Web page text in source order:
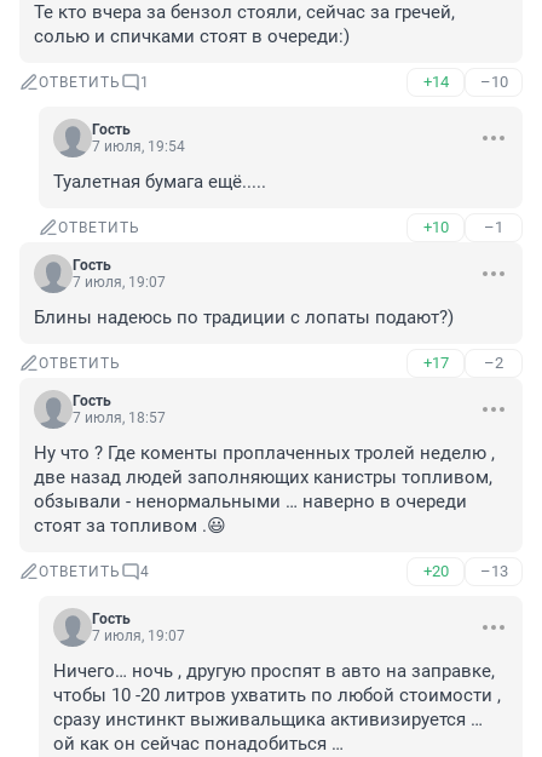
Те кто вчера за бензол стояли, сейчас за гречей,
солью и спичками стоят в очереди:)
ОТВЕТИТЬ 1 +14 –10
Гость
7 июля, 19:54
Туалетная бумага ещё.....
ОТВЕТИТЬ +10 –1
Гость
7 июля, 19:07
Блины надеюсь по традиции с лопаты подают?)
ОТВЕТИТЬ +17 –2
Гость
7 июля, 18:57
Ну что ? Где коменты проплаченных тролей неделю ,
две назад людей заполняющих канистры топливом,
обзывали - ненормальными … наверно в очереди
стоят за топливом .😃
ОТВЕТИТЬ 4 +20 –13
Гость
7 июля, 19:07
Ничего… ночь , другую проспят в авто на заправке,
чтобы 10 -20 литров ухватить по любой стоимости ,
сразу инстинкт выживальщика активизируется …
ой как он сейчас понадобиться …